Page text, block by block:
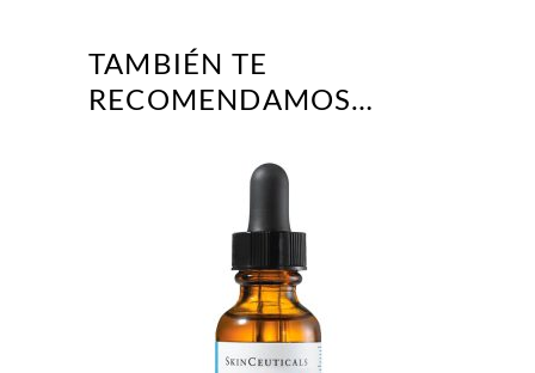
TAMBIÉN TE
RECOMENDAMOS…